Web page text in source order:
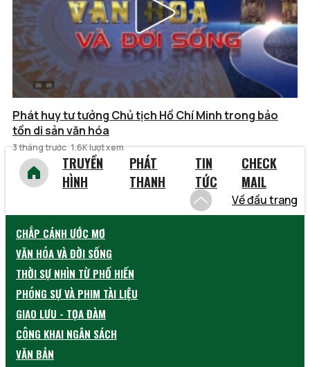
Phát huy tư tưởng Chủ tịch Hồ Chí Minh trong bảo
tồn di sản văn hóa
3 tháng trước 1.6K lượt xem
TRUYỀN
HÌNH
PHÁT
THANH
TIN
TỨC
CHECK
MAIL
Về đầu trang
CHẮP CÁNH ƯỚC MƠ
VĂN HÓA VÀ ĐỜI SỐNG
THỜI SỰ NHÌN TỪ PHỐ HIẾN
PHÓNG SỰ VÀ PHIM TÀI LIỆU
GIAO LƯU - TỌA ĐÀM
CÔNG KHAI NGÂN SÁCH
VĂN BẢN